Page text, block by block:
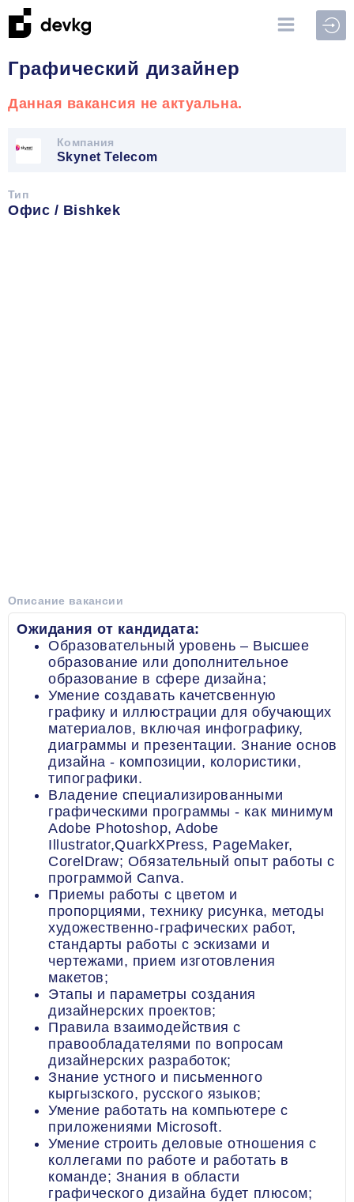
Графический дизайнер
Данная вакансия не актуальна.
Компания
Skynet Telecom
Тип
Офис / Bishkek
Описание вакансии
Ожидания от кандидата:
Образовательный уровень – Высшее
образование или дополнительное
образование в сфере дизайна;
Умение создавать качетсвенную
графику и иллюстрации для обучающих
материалов, включая инфографику,
диаграммы и презентации. Знание основ
дизайна - композиции, колористики,
типографики.
Владение специализированными
графическими программы - как минимум
Adobe Photoshop, Adobe
Illustrator,QuarkXPress, PageMaker,
CorelDraw; Обязательный опыт работы с
программой Canva.
Приемы работы с цветом и
пропорциями, технику рисунка, методы
художественно-графических работ,
стандарты работы с эскизами и
чертежами, прием изготовления
макетов;
Этапы и параметры создания
дизайнерских проектов;
Правила взаимодействия с
правообладателями по вопросам
дизайнерских разработок;
Знание устного и письменного
кыргызского, русского языков;
Умение работать на компьютере с
приложениями Microsoft.
Умение строить деловые отношения с
коллегами по работе и работать в
команде; Знания в области
графического дизайна будет плюсом;